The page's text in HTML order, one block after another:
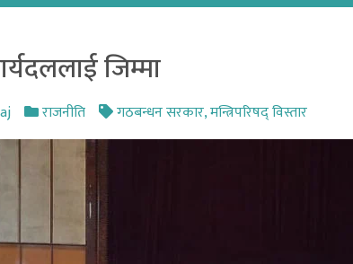
जिम्मा
राजनीति गठबन्धन सरकार,मन्त्रिपरिषद् विस्तार